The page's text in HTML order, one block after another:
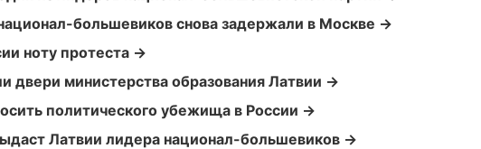
большевиков снова задержали в Москве →
ноту протеста →
двери министерства образования Латвии →
политического убежища в России →
Латвии лидера национал-большевиков →